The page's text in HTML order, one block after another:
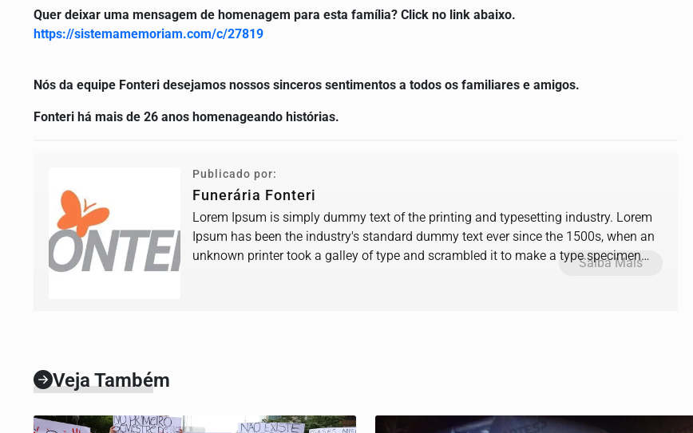
Quer deixar uma mensagem de homenagem para esta família? Click no link abaixo.
https://sistemamemoriam.com/c/27819
Nós da equipe Fonteri desejamos nossos sinceros sentimentos a todos os familiares e amigos.
Fonteri há mais de 26 anos homenageando histórias.
Publicado por:
Funerária Fonteri
Lorem Ipsum is simply dummy text of the printing and typesetting industry. Lorem
Ipsum has been the industry's standard dummy text ever since the 1500s, when an
unknown printer took a galley of type and scrambled it to make a type specimen
Saiba Mais
Veja Também